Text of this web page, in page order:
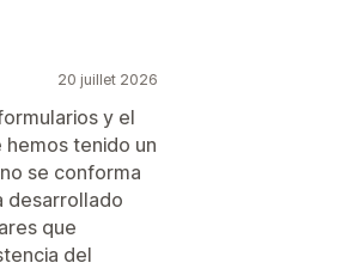
20 juillet 2026
y el
tenido un
se conforma
desarrollado
que
del